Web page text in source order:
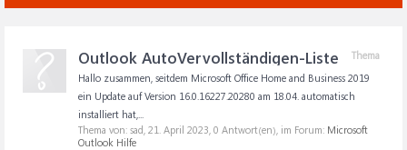
Thema
Outlook AutoVervollständigen-Liste
Hallo zusammen, seitdem Microsoft Office Home and Business 2019
ein Update auf Version 16.0.16227.20280 am 18.04. automatisch
installiert hat,...
Thema von: sad, 21. April 2023, 0 Antwort(en), im Forum: Microsoft
Outlook Hilfe